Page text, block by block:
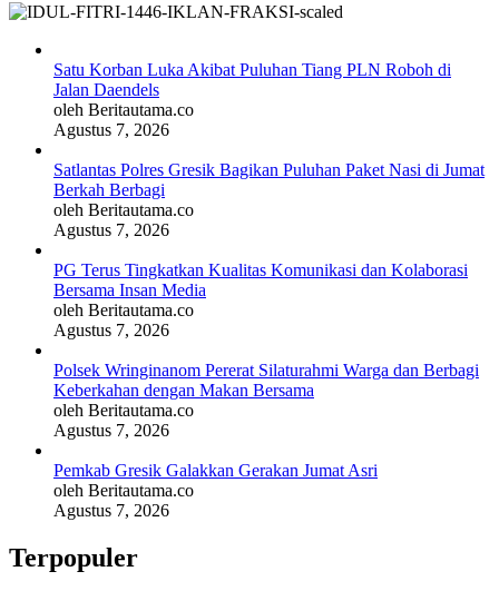
Satu Korban Luka Akibat Puluhan Tiang PLN Roboh di
Jalan Daendels
oleh Beritautama.co
Agustus 7, 2026
Satlantas Polres Gresik Bagikan Puluhan Paket Nasi di Jumat
Berkah Berbagi
oleh Beritautama.co
Agustus 7, 2026
PG Terus Tingkatkan Kualitas Komunikasi dan Kolaborasi
Bersama Insan Media
oleh Beritautama.co
Agustus 7, 2026
Polsek Wringinanom Pererat Silaturahmi Warga dan Berbagi
Keberkahan dengan Makan Bersama
oleh Beritautama.co
Agustus 7, 2026
Pemkab Gresik Galakkan Gerakan Jumat Asri
oleh Beritautama.co
Agustus 7, 2026
Terpopuler